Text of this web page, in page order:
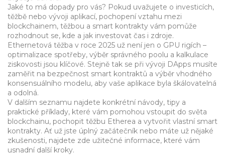
Jaké to má dopady pro vás? Pokud uvažujete o investicích,
těžbě nebo vývoji aplikací, pochopení vztahu mezi
blockchainem, těžbou a smart kontrakty vám pomůže
rozhodnout se, kde a jak investovat čas i zdroje.
Ethernetová těžba v roce 2025 už není jen o GPU rigích –
optimalizace spotřeby, výběr správného poolu a kalkulace
ziskovosti jsou klíčové. Stejně tak se při vývoji DApps musíte
zaměřit na bezpečnost smart kontraktů a výběr vhodného
konsensuálního modelu, aby vaše aplikace byla škálovatelná
a odolná.
V dalším seznamu najdete konkrétní návody, tipy a
praktické příklady, které vám pomohou vstoupit do světa
blockchainu, pochopit těžbu Etherea a vytvořit vlastní smart
kontrakty. Ať už jste úplný začátečník nebo máte už nějaké
zkušenosti, najdete zde užitečné informace, které vám
usnadní další kroky.